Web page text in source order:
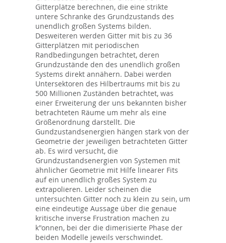
Gitterplätze berechnen, die eine strikte
untere Schranke des Grundzustands des
unendlich großen Systems bilden.
Desweiteren werden Gitter mit bis zu 36
Gitterplätzen mit periodischen
Randbedingungen betrachtet, deren
Grundzustände den des unendlich großen
Systems direkt annähern. Dabei werden
Untersektoren des Hilbertraums mit bis zu
500 Millionen Zuständen betrachtet, was
einer Erweiterung der uns bekannten bisher
betrachteten Räume um mehr als eine
Größenordnung darstellt. Die
Gundzustandsenergien hängen stark von der
Geometrie der jeweiligen betrachteten Gitter
ab. Es wird versucht, die
Grundzustandsenergien von Systemen mit
ähnlicher Geometrie mit Hilfe linearer Fits
auf ein unendlich großes System zu
extrapolieren. Leider scheinen die
untersuchten Gitter noch zu klein zu sein, um
eine eindeutige Aussage über die genaue
kritische inverse Frustration machen zu
k"onnen, bei der die dimerisierte Phase der
beiden Modelle jeweils verschwindet.